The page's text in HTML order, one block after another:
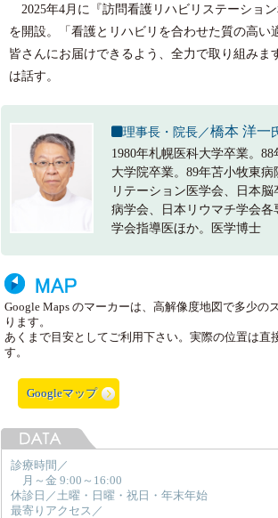
2025年4月に『訪問看護リハビリステーション
を開設。「看護とリハビリを合わせた質の高い
皆さんにお届けできるよう、全力で取り組みま
は話す。
理事長・院長／橋本 洋一
1980年札幌医科大学卒業。
大学院卒業。89年苫小牧東
リテーション医学会、日本
病学会、日本リウマチ学会
学会指導医ほか。医学博士
Google Maps のマーカーは、高解像度地図で多少の
ります。
あくまで目安としてご利用下さい。実際の位置は直
す。
Googleマップ
診療時間／
月～金 9:00～16:00
休診日／土曜・日曜・祝日・年末年始
最寄りアクセス／